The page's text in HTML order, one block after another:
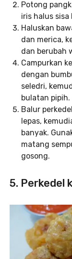
Potong
iris halus
Haluskan
dan merica,
dan berubah
Campurkan
dengan
seledri,
bulatan pipih.
Balur
lepas,
banyak.
matang
gosong.
5. Perkedel